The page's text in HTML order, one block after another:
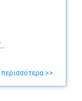
περισσότερα >>